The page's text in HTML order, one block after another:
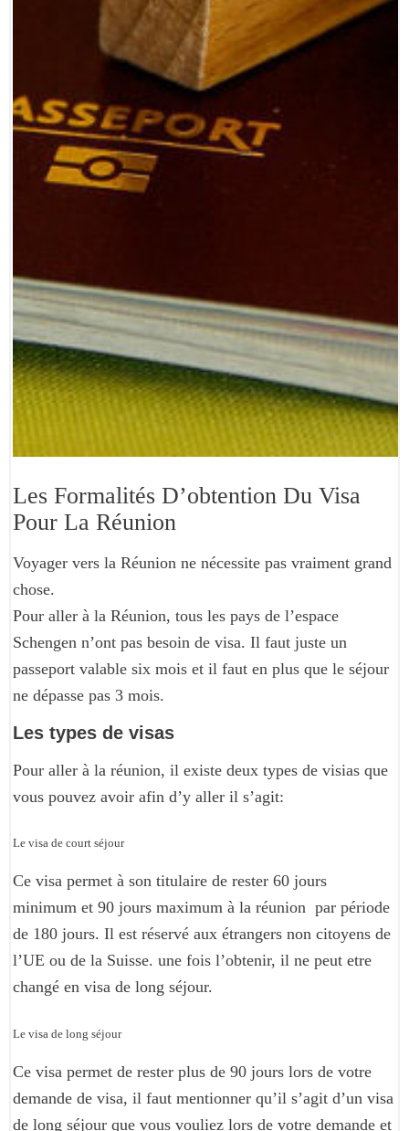
Les Formalités D’obtention Du Visa
Pour La Réunion
Voyager vers la Réunion ne nécessite pas vraiment grand
chose.
Pour aller à la Réunion, tous les pays de l’espace
Schengen n’ont pas besoin de visa. Il faut juste un
passeport valable six mois et il faut en plus que le séjour
ne dépasse pas 3 mois.
Les types de visas
Pour aller à la réunion, il existe deux types de visias que
vous pouvez avoir afin d’y aller il s’agit:
Le visa de court séjour
Ce visa permet à son titulaire de rester 60 jours
minimum et 90 jours maximum à la réunion par période
de 180 jours. Il est réservé aux étrangers non citoyens de
l’UE ou de la Suisse. une fois l’obtenir, il ne peut etre
changé en visa de long séjour.
Le visa de long séjour
Ce visa permet de rester plus de 90 jours lors de votre
demande de visa, il faut mentionner qu’il s’agit d’un visa
de long séjour que vous vouliez lors de votre demande et